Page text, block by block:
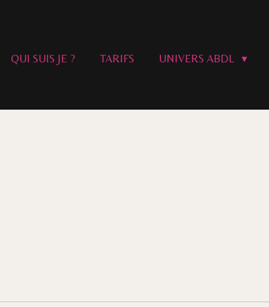
QUI SUIS JE ? TARIFS UNIVERS ABDL